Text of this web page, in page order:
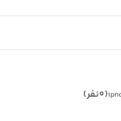
(0نفر)